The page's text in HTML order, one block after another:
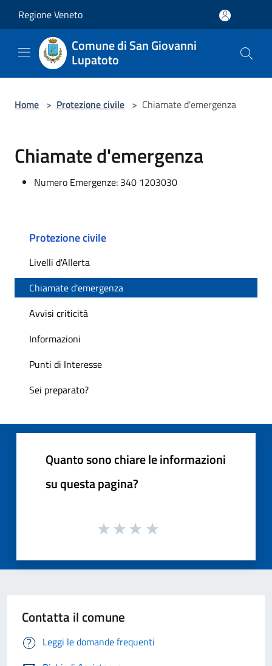
Regione Veneto
Comune di San Giovanni
Lupatoto
Home > Protezione civile > Chiamate d'emergenza
Chiamate d'emergenza
Numero Emergenze: 340 1203030
Protezione civile
Livelli d'Allerta
Chiamate d'emergenza
Avvisi criticità
Informazioni
Punti di Interesse
Sei preparato?
Quanto sono chiare le informazioni
su questa pagina?
Contatta il comune
Leggi le domande frequenti